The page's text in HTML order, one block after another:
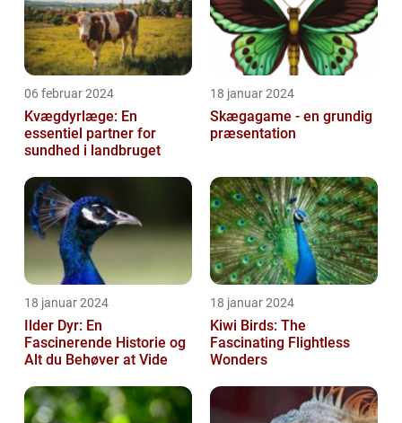
06 februar 2024
Kvægdyrlæge: En
essentiel partner for
sundhed i landbruget
18 januar 2024
Skægagame - en grundig
præsentation
18 januar 2024
Ilder Dyr: En
Fascinerende Historie og
Alt du Behøver at Vide
18 januar 2024
Kiwi Birds: The
Fascinating Flightless
Wonders